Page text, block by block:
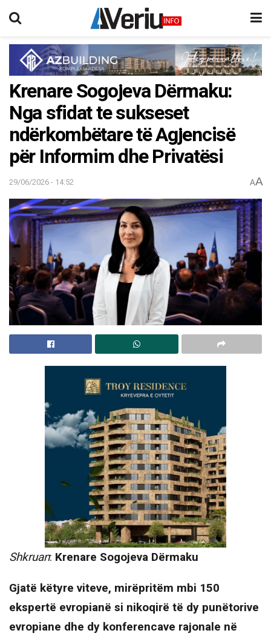
Krenare Sogojeva Dërmaku:
Nga sfidat te sukseset
ndërkombëtare të Agjencisë
për Informim dhe Privatësi
29/06/2026 - 14:52 AA
Shkruan: Krenare Sogojeva Dërmaku
Gjatë këtyre viteve, mirëpritëm mbi 150
ekspertë evropianë si nikoqirë të dy punëtorive
evropiane dhe dy konferencave rajonale në